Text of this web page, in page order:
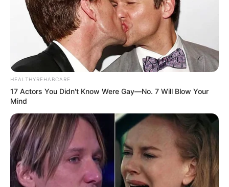
HEALTHYREHABCARE
17 Actors You Didn't Know Were Gay—No. 7 Will Blow Your
Mind